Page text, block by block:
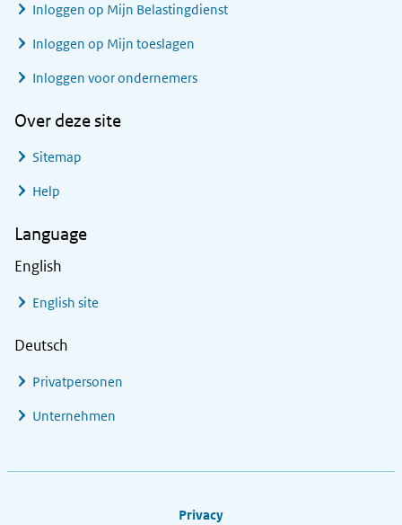
Inloggen op Mijn Belastingdienst
Inloggen op Mijn toeslagen
Inloggen voor ondernemers
Over deze site
Sitemap
Help
Language
English
English site
Deutsch
Privatpersonen
Unternehmen
Privacy